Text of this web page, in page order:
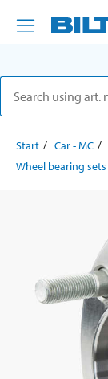
Start Car - MC
Wheel bearing sets